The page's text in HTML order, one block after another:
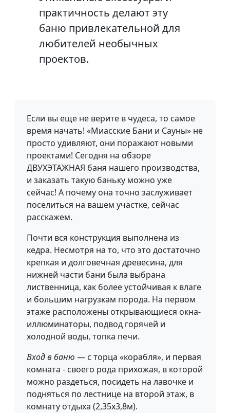
практичность делают эту
баню привлекательной для
любителей необычных
проектов.
Если вы еще не верите в чудеса, то самое
время начать! «Миасские Бани и Сауны» не
просто удивляют, они поражают новыми
проектами! Сегодня на обзоре
ДВУХЭТАЖНАЯ баня нашего производства,
и заказать такую баньку можно уже
сейчас! А почему она точно заслуживает
поселиться на вашем участке, сейчас
расскажем.
Почти вся конструкция выполнена из
кедра. Несмотря на то, что это достаточно
крепкая и долговечная древесина, для
нижней части бани была выбрана
лиственница, как более устойчивая к влаге
и большим нагрузкам порода. На первом
этаже расположены открывающиеся окна-
иллюминаторы, подвод горячей и
холодной воды, топка печи.
Вход в баню — с торца «корабля», и первая
комната - своего рода прихожая, в которой
можно раздеться, посидеть на лавочке и
подняться по лестнице на второй этаж, в
комнату отдыха (2,35х3,8м).